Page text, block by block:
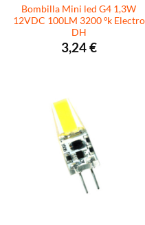
Bombilla Mini led G4 1,3W
12VDC 100LM 3200 ºk Electro
DH
3,24€